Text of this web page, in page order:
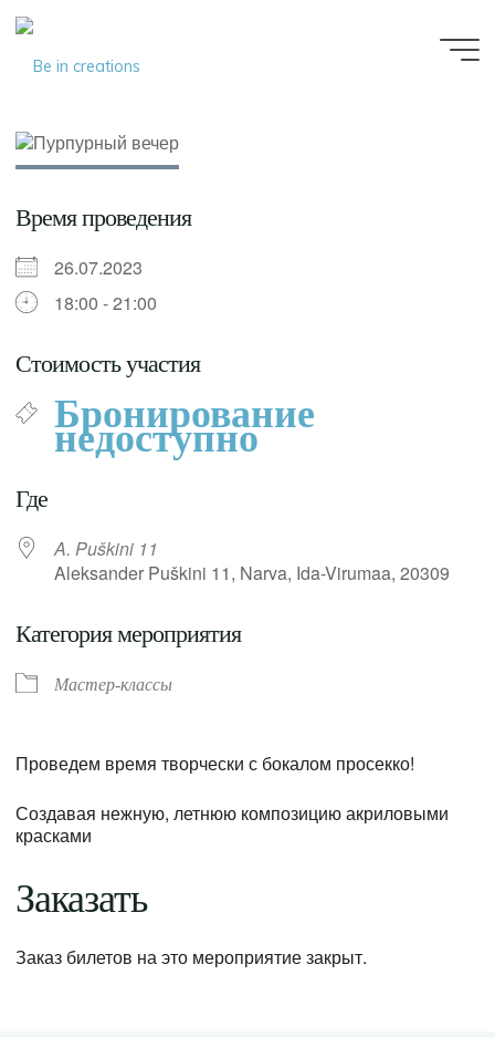
Время проведения
26.07.2023
18:00 - 21:00
Стоимость участия
Бронирование
недоступно
Где
A. Puškini 11
Aleksander Puškini 11, Narva, Ida-Virumaa, 20309
Категория мероприятия
Мастер-классы
Проведем время творчески с бокалом просекко!
Создавая нежную, летнюю композицию акриловыми
красками
Заказать
Заказ билетов на это мероприятие закрыт.